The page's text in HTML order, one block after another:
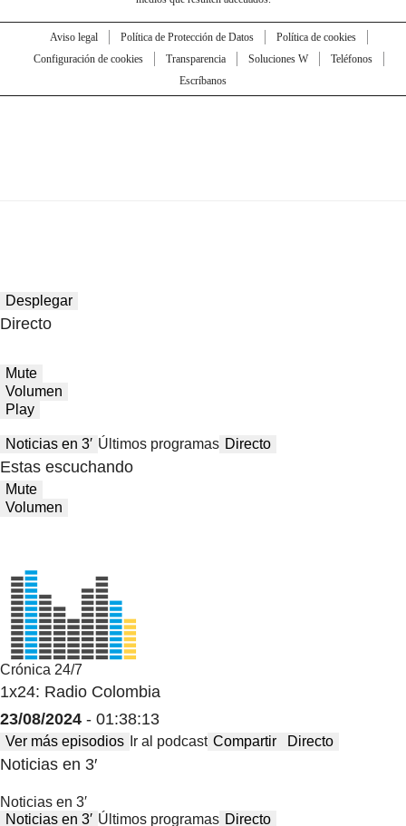
Aviso legal Política de Protección de Datos
Política de cookies
Configuración de cookies
Transparencia Soluciones W
Teléfonos
Escríbanos
Desplegar
Directo
Mute
Volumen
Play
Noticias en 3′ Últimos programas Directo
Estas escuchando
Mute
Volumen
Crónica 24/7
1x24: Radio Colombia
23/08/2024 - 01:38:13
Ver más episodios Ir al podcast Compartir Directo
Noticias en 3′
Noticias en 3′
Noticias en 3′ Últimos programas Directo